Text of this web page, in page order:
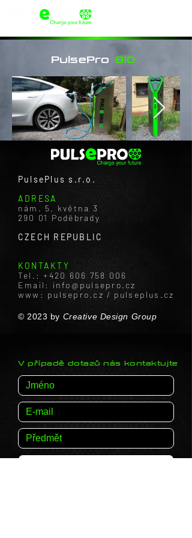
PulsePro 810
PulsePlus s.r.o.
ADRESA
nám. 5. května 3
290 01 Poděbrady
CZECH REPUBLIC
KONTAKTY
Tel.:+420 606 758 006
Email: info@pulsepro.cz
www: pulsepro.cz / pulseplus.cz
© 2023 by Creative Design Group
V případě dotazů nás kontaktujte